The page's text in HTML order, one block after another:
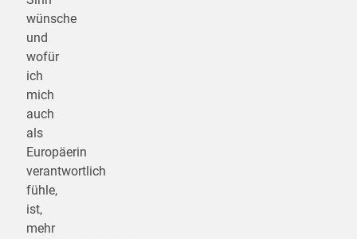
wünsche
und
wofür
ich
mich
auch
als
Europäerin
verantwortlich
fühle,
ist,
mehr